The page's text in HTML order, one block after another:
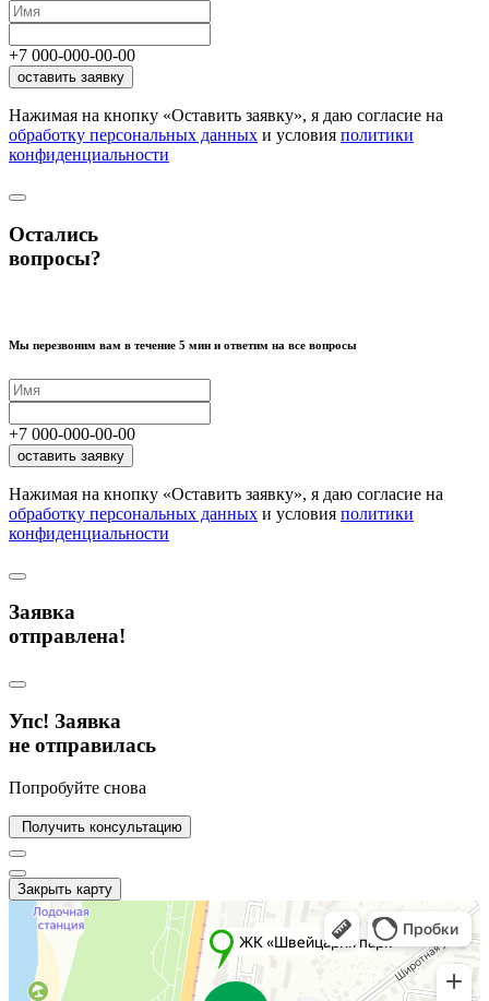
+7 000-000-00-00
оставить заявку
Нажимая на кнопку «Оставить заявку», я даю согласие на
обработку персональных данных и условия политики
конфиденциальности
Остались
вопросы?
Мы перезвоним вам в течение 5 мин и ответим на все вопросы
+7 000-000-00-00
оставить заявку
Нажимая на кнопку «Оставить заявку», я даю согласие на
обработку персональных данных и условия политики
конфиденциальности
Заявка
отправлена!
Упс! Заявка
не отправилась
Попробуйте снова
Получить консультацию
Закрыть карту